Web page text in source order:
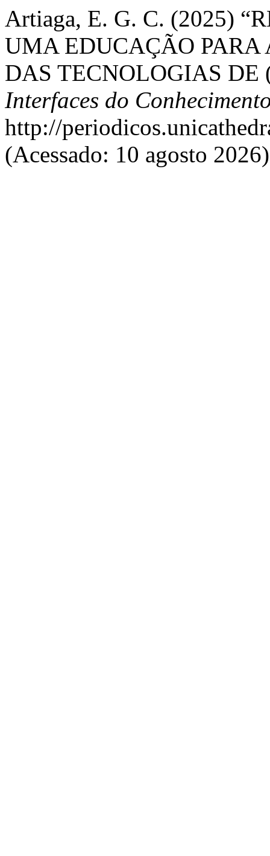
Artiaga, E. G. C. (2025)
UMA EDUCAÇÃO
DAS TECNOLOGIAS
Interfaces do
http://
(Acessado: 10 agosto